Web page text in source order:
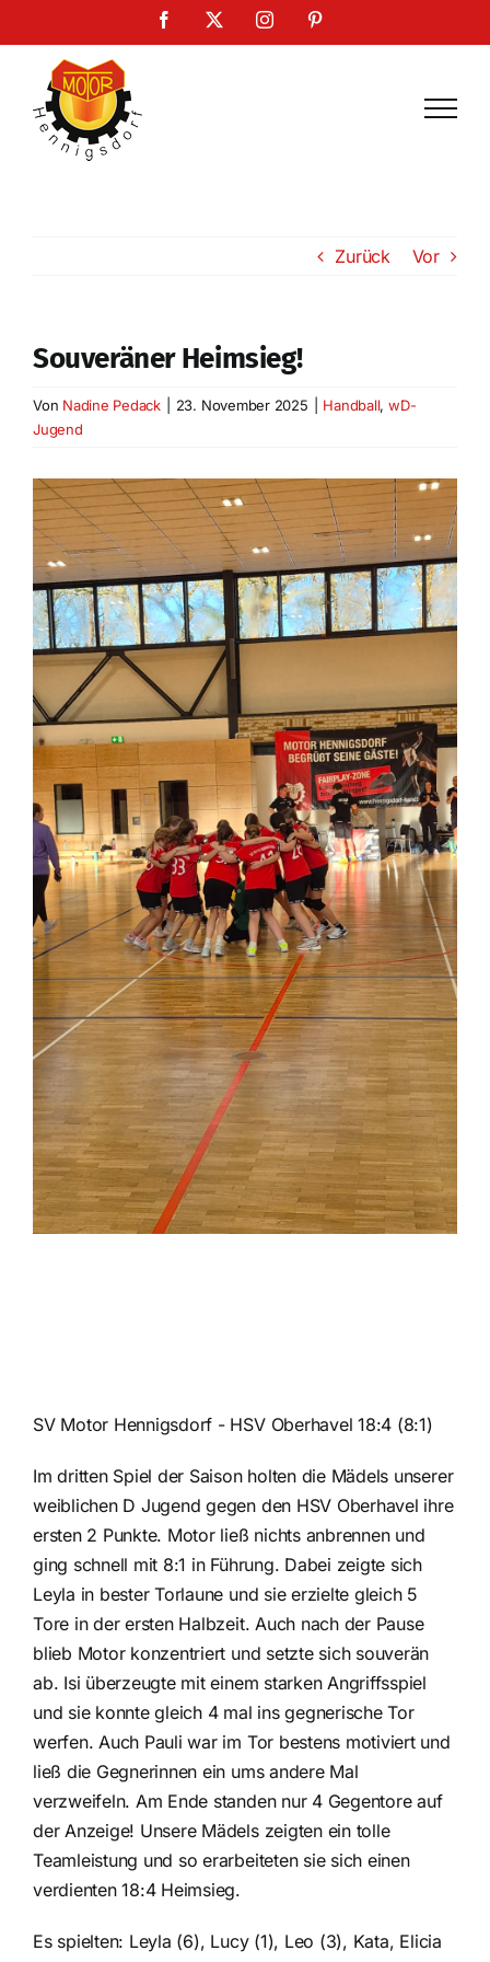
Inhalt
springen
Facebook InstagramPinterest
Zurück Vor
Souveräner Heimsieg!
Von Nadine Pedack 23. November 2025 Handball,wD-
Jugend
SV Motor Hennigsdorf - HSV Oberhavel 18:4 (8:1)
Im dritten Spiel der Saison holten die Mädels unserer
weiblichen D Jugend gegen den HSV Oberhavel ihre
ersten 2 Punkte. Motor ließ nichts anbrennen und
ging schnell mit 8:1 in Führung. Dabei zeigte sich
Leyla in bester Torlaune und sie erzielte gleich 5
Tore in der ersten Halbzeit. Auch nach der Pause
blieb Motor konzentriert und setzte sich souverän
ab. Isi überzeugte mit einem starken Angriffsspiel
und sie konnte gleich 4 mal ins gegnerische Tor
werfen. Auch Pauli war im Tor bestens motiviert und
ließ die Gegnerinnen ein ums andere Mal
verzweifeln. Am Ende standen nur 4 Gegentore auf
der Anzeige! Unsere Mädels zeigten ein tolle
Teamleistung und so erarbeiteten sie sich einen
verdienten 18:4 Heimsieg.
Es spielten: Leyla (6), Lucy (1), Leo (3), Kata, Elicia